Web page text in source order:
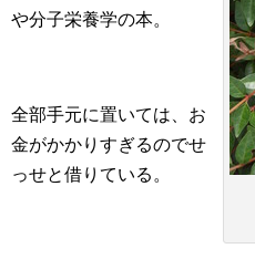
や分子栄養学の本。
全部手元に置いては、お
金がかかりすぎるのでせ
っせと借りている。